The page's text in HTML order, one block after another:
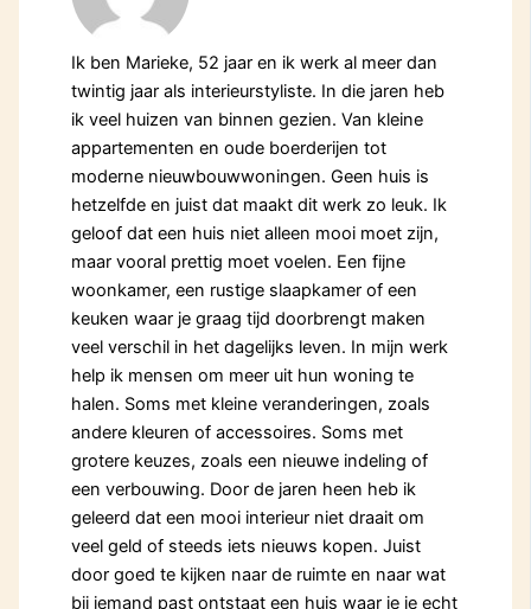
Ik ben Marieke, 52 jaar en ik werk al meer dan
twintig jaar als interieurstyliste. In die jaren heb
ik veel huizen van binnen gezien. Van kleine
appartementen en oude boerderijen tot
moderne nieuwbouwwoningen. Geen huis is
hetzelfde en juist dat maakt dit werk zo leuk. Ik
geloof dat een huis niet alleen mooi moet zijn,
maar vooral prettig moet voelen. Een fijne
woonkamer, een rustige slaapkamer of een
keuken waar je graag tijd doorbrengt maken
veel verschil in het dagelijks leven. In mijn werk
help ik mensen om meer uit hun woning te
halen. Soms met kleine veranderingen, zoals
andere kleuren of accessoires. Soms met
grotere keuzes, zoals een nieuwe indeling of
een verbouwing. Door de jaren heen heb ik
geleerd dat een mooi interieur niet draait om
veel geld of steeds iets nieuws kopen. Juist
door goed te kijken naar de ruimte en naar wat
bij iemand past ontstaat een huis waar je je echt